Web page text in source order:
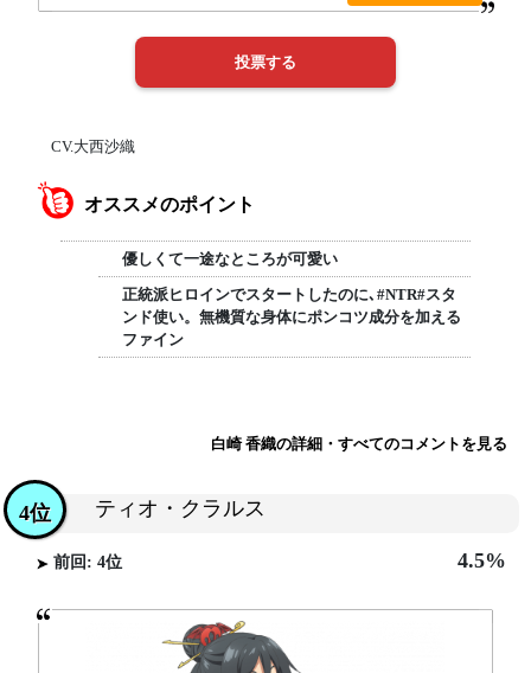
CV.大西沙織
オススメのポイント
優しくて一途なところが可愛い
正統派ヒロインでスタートしたのに､#NTR#スタ
ンド使い。無機質な身体にポンコツ成分を加える
ファイン
白崎 香織の詳細・すべてのコメントを見る
ティオ・クラルス
4位
前回: 4位 4.5%